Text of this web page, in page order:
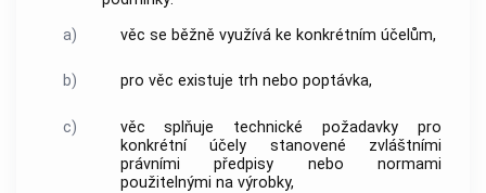
a)
věc se běžně využívá ke konkrétním účelům,
b) pro věc existuje trh nebo poptávka,
c)
věc splňuje technické požadavky pro
konkrétní účely stanovené zvláštními
právními předpisy nebo normami
použitelnými na výrobky,